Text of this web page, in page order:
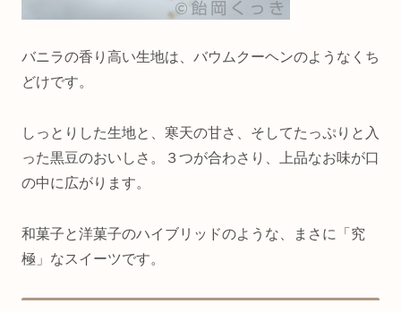
バニラの香り高い生地は、バウムクーヘンのようなくち
どけです。
しっとりした生地と、寒天の甘さ、そしてたっぷりと入
った黒豆のおいしさ。３つが合わさり、上品なお味が口
の中に広がります。
和菓子と洋菓子のハイブリッドのような、まさに「究
極」なスイーツです。